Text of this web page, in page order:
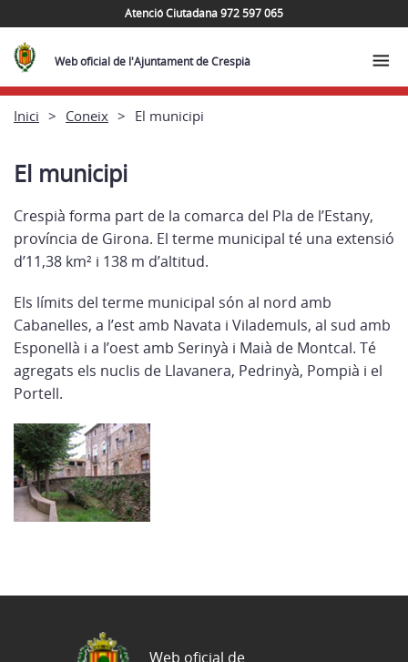
Atenció Ciutadana 972 597 065
Web oficial de l'Ajuntament de Crespià
Inici Coneix El municipi
El municipi
Crespià forma part de la comarca del Pla de l’Estany,
província de Girona. El terme municipal té una extensió
d’11,38 km² i 138 m d’altitud.
Els límits del terme municipal són al nord amb
Cabanelles, a l’est amb Navata i Vilademuls, al sud amb
Esponellà i a l’oest amb Serinyà i Maià de Montcal. Té
agregats els nuclis de Llavanera, Pedrinyà, Pompià i el
Portell.
Web oficial de